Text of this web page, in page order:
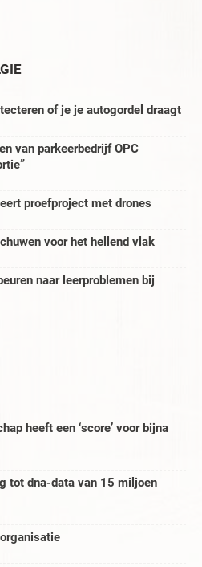
of je je autogordel draagt
van parkeerbedrijf OPC
proefproject met drones
voor het hellend vlak
naar leerproblemen bij
heeft een ‘score’ voor bijna
tot dna-data van 15 miljoen